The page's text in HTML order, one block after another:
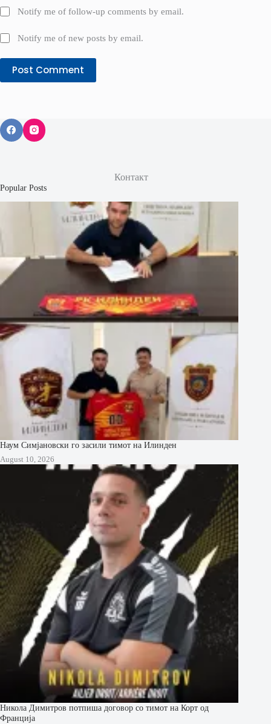
Notify me of follow-up comments by email.
Notify me of new posts by email.
Post Comment
Контакт
Popular Posts
Наум Симјановски го засили тимот на Илинден
August 10, 2026
Никола Димитров потпиша договор со тимот на Корт од
Франција